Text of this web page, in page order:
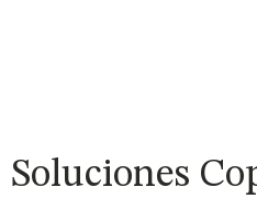
Soluciones